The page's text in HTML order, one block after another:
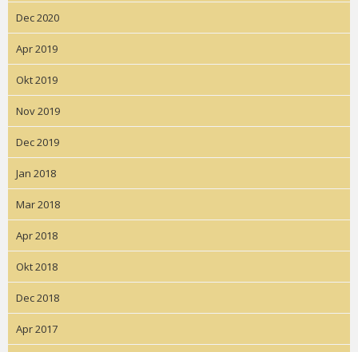
Dec 2020
Apr 2019
Okt 2019
Nov 2019
Dec 2019
Jan 2018
Mar 2018
Apr 2018
Okt 2018
Dec 2018
Apr 2017